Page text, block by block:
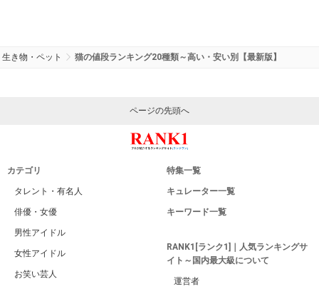
生き物・ペット 猫の値段ランキング20種類～高い・安い別【最新版】
ページの先頭へ
カテゴリ
タレント・有名人
俳優・女優
男性アイドル
女性アイドル
お笑い芸人
特集一覧
キュレーター一覧
キーワード一覧
RANK1[ランク1]｜人気ランキングサ
イト～国内最大級について
運営者